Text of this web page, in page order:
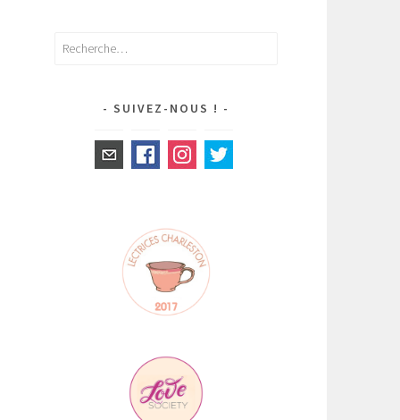
Rechercher :
SUIVEZ-NOUS !